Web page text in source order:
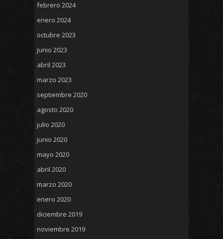
febrero 2024
enero 2024
octubre 2023
junio 2023
abril 2023
marzo 2023
septiembre 2020
agosto 2020
julio 2020
junio 2020
mayo 2020
abril 2020
marzo 2020
enero 2020
diciembre 2019
noviembre 2019